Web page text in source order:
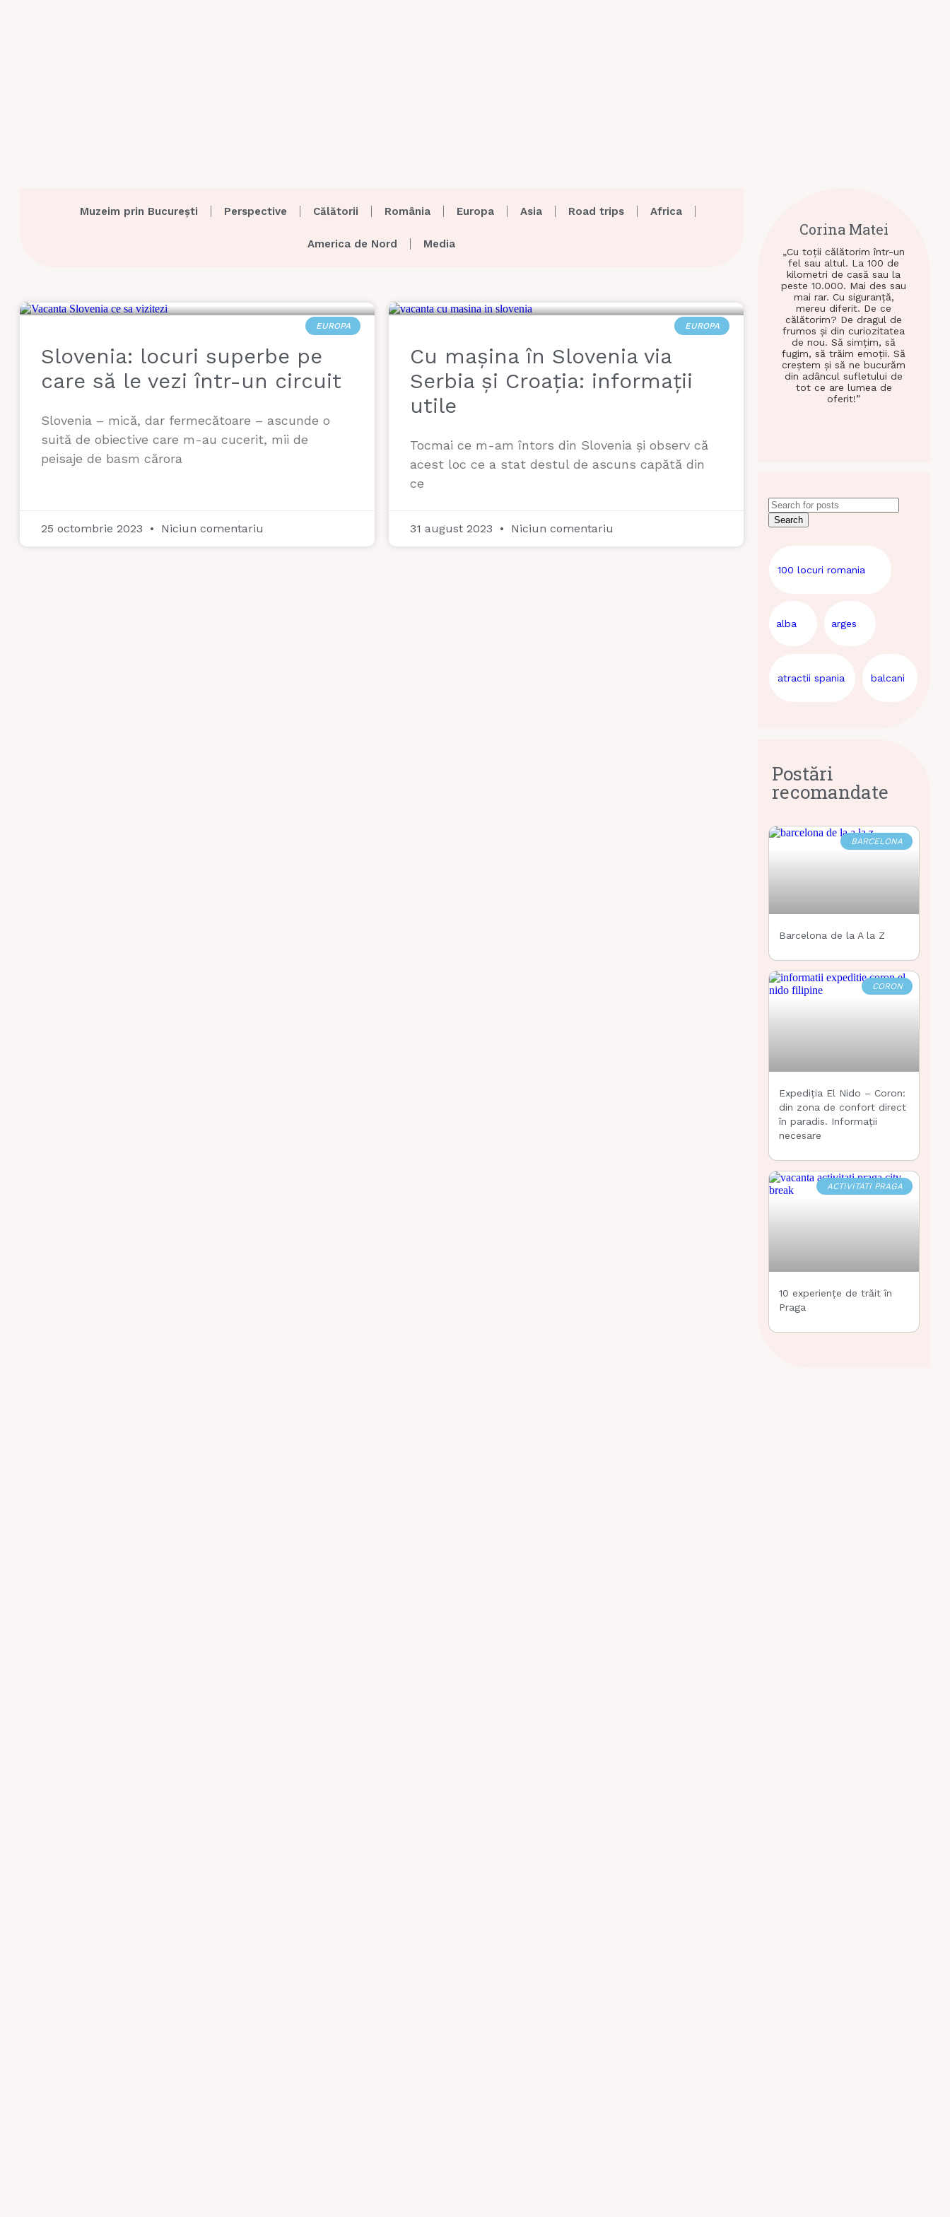
Muzeim prin București Perspective Călătorii România Europa Asia Road trips Africa
America de Nord Media
EUROPA
Slovenia: locuri superbe pe
care să le vezi într-un circuit
Slovenia – mică, dar fermecătoare – ascunde o
suită de obiective care m-au cucerit, mii de
peisaje de basm cărora
25 octombrie 2023 Niciun comentariu
EUROPA
Cu mașina în Slovenia via
Serbia și Croația: informații
utile
Tocmai ce m-am întors din Slovenia și observ că
acest loc ce a stat destul de ascuns capătă din
ce
31 august 2023 Niciun comentariu
Corina Matei
„Cu toții călătorim într-un
fel sau altul. La 100 de
kilometri de casă sau la
peste 10.000. Mai des sau
mai rar. Cu siguranță,
mereu diferit. De ce
călătorim? De dragul de
frumos și din curiozitatea
de nou. Să simțim, să
fugim, să trăim emoții. Să
creștem și să ne bucurăm
din adâncul sufletului de
tot ce are lumea de
oferit!”
Search
100 locuri romania
alba arges
atractii spania balcani
Postări
recomandate
BARCELONA
Barcelona de la A la Z
CORON
Expediția El Nido – Coron:
din zona de confort direct
în paradis. Informații
necesare
ACTIVITATI PRAGA
10 experiențe de trăit în
Praga